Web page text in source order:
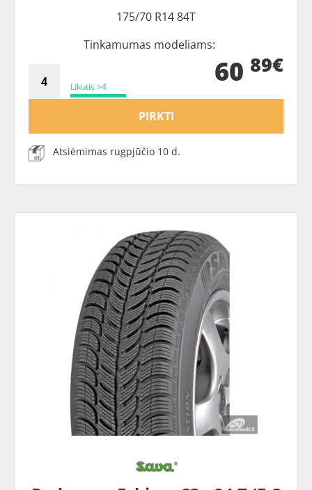
175/70 R14 84T
Tinkamumas modeliams:
Likutis >4 60 89€
PIRKTI
Atsiėmimas rugpjūčio 10 d.